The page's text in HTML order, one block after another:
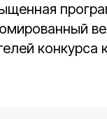
конкурса